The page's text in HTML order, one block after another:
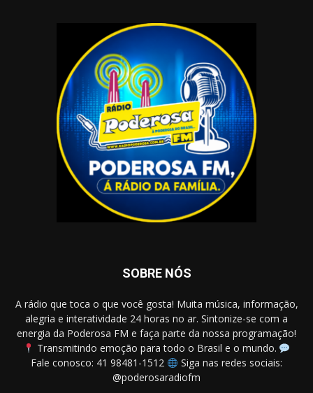
SOBRE NÓS
A rádio que toca o que você gosta! Muita música, informação,
alegria e interatividade 24 horas no ar. Sintonize-se com a
energia da Poderosa FM e faça parte da nossa programação!
Transmitindo emoção para todo o Brasil e o mundo.
Fale conosco: 41 98481-1512
Siga nas redes sociais:
@poderosaradiofm